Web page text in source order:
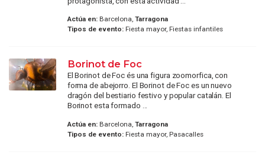
Actúa en:Barcelona, Tarragona
Tipos de evento:Fiesta mayor, Fiestas infantiles
Borinot de Foc
El Borinot de Foc és una figura zoomorfica, con
forma de abejorro. El Borinot de Foc es un nuevo
dragón del bestiario festivo y popular catalán. El
Borinot esta formado ...
Actúa en:Barcelona, Tarragona
Tipos de evento:Fiesta mayor, Pasacalles